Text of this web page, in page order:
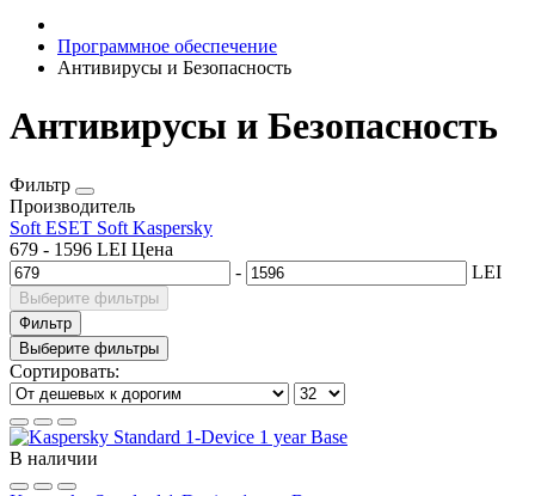
Программное обеспечение
Антивирусы и Безопасность
Антивирусы и Безопасность
Фильтр
Производитель
Soft ESET Soft Kaspersky
679 - 1596 LEI Цена
-
LEI
Выберите фильтры
Фильтр
Выберите фильтры
Сортировать:
В наличии